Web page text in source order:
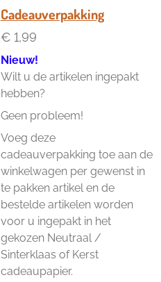
e
Cadeauverpakking
€ 1,99
Nieuw!
Wilt u de artikelen ingepakt
hebben?
Geen probleem!
Voeg deze
cadeauverpakking toe aan de
winkelwagen per gewenst in
te pakken artikel en de
bestelde artikelen worden
voor u ingepakt in het
gekozen Neutraal /
Sinterklaas of Kerst
cadeaupapier.